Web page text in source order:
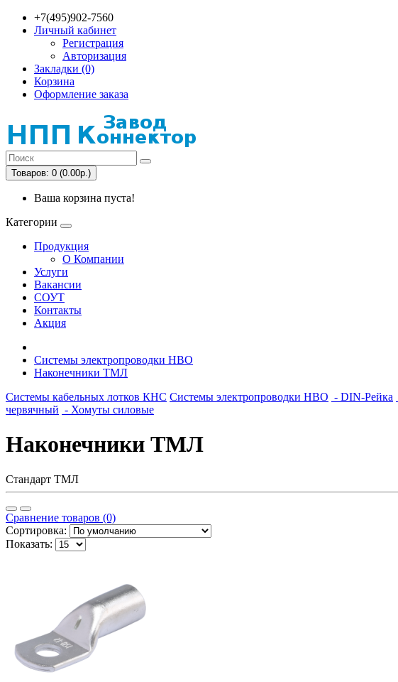
+7(495)902-7560
Личный кабинет
Регистрация
Авторизация
Закладки (0)
Корзина
Оформление заказа
Товаров: 0 (0.00р.)
Ваша корзина пуста!
Категории
Продукция
О Компании
Услуги
Вакансии
СОУТ
Контакты
Акция
Системы электропроводки НВО
Наконечники ТМЛ
Системы кабельных лотков КНС Системы электропроводки НВО - DIN-Рейка
червячный - Хомуты силовые
Наконечники ТМЛ
Стандарт ТМЛ
Сравнение товаров (0)
Сортировка:
Показать: